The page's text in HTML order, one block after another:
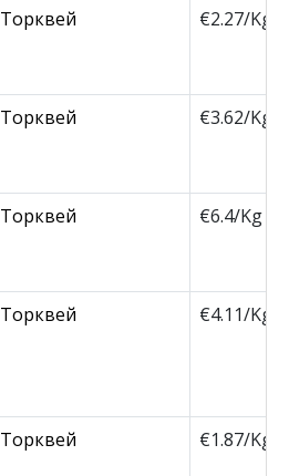
Торквей €2.27/Kg
Торквей €3.62/Kg
Торквей €6.4/Kg
Торквей €4.11/Kg
Торквей €1.87/Kg